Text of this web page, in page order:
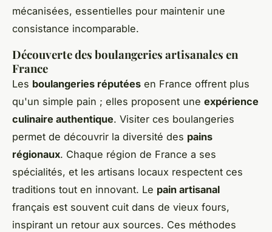
mécanisées, essentielles pour maintenir une
consistance incomparable.
Découverte des boulangeries artisanales en
France
Les boulangeries réputées en France offrent plus
qu'un simple pain ; elles proposent une expérience
culinaire authentique. Visiter ces boulangeries
permet de découvrir la diversité des pains
régionaux. Chaque région de France a ses
spécialités, et les artisans locaux respectent ces
traditions tout en innovant. Le pain artisanal
français est souvent cuit dans de vieux fours,
inspirant un retour aux sources. Ces méthodes